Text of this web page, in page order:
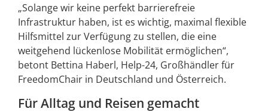
„Solange wir keine perfekt barrierefreie
Infrastruktur haben, ist es wichtig, maximal flexible
Hilfsmittel zur Verfügung zu stellen, die eine
weitgehend lückenlose Mobilität ermöglichen“,
betont Bettina Haberl, Help-24, Großhändler für
FreedomChair in Deutschland und Österreich.
Für Alltag und Reisen gemacht